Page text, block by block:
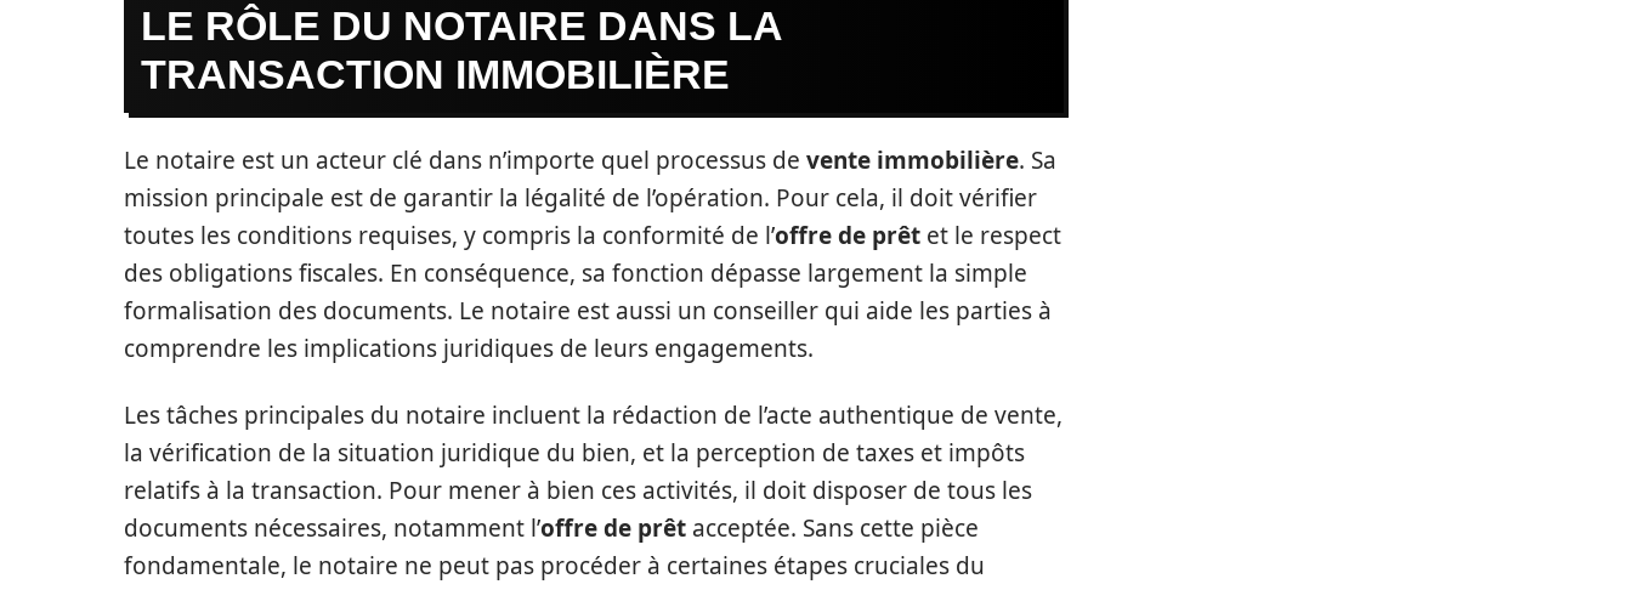
LE RÔLE DU NOTAIRE DANS LA
TRANSACTION IMMOBILIÈRE
Le notaire est un acteur clé dans n’importe quel processus de vente immobilière. Sa
mission principale est de garantir la légalité de l’opération. Pour cela, il doit vérifier
toutes les conditions requises, y compris la conformité de l’offre de prêt et le respect
des obligations fiscales. En conséquence, sa fonction dépasse largement la simple
formalisation des documents. Le notaire est aussi un conseiller qui aide les parties à
comprendre les implications juridiques de leurs engagements.
Les tâches principales du notaire incluent la rédaction de l’acte authentique de vente,
la vérification de la situation juridique du bien, et la perception de taxes et impôts
relatifs à la transaction. Pour mener à bien ces activités, il doit disposer de tous les
documents nécessaires, notamment l’offre de prêt acceptée. Sans cette pièce
fondamentale, le notaire ne peut pas procéder à certaines étapes cruciales du